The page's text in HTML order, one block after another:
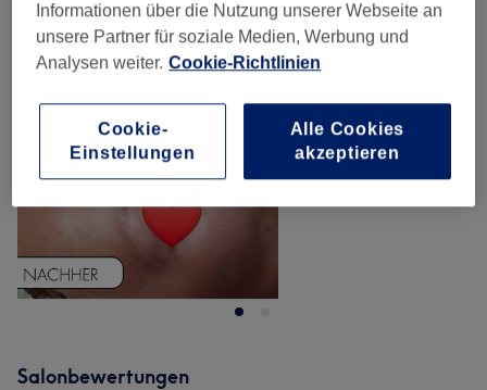
Salonbewertungen
Informationen über die Nutzung unserer Webseite an
unsere Partner für soziale Medien, Werbung und
Analysen weiter. Cookie-Richtlinien
Cookie-
Einstellungen
Alle Cookies
akzeptieren